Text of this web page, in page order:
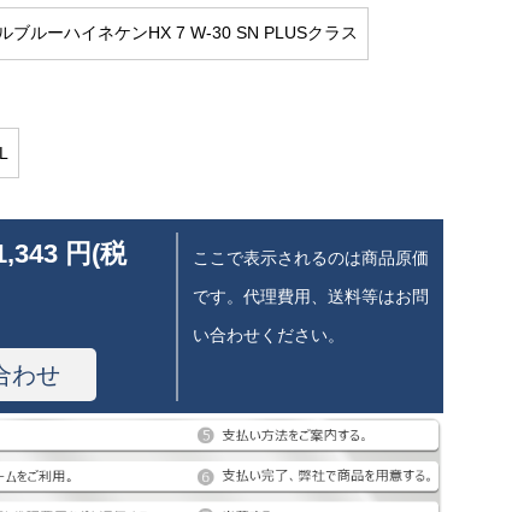
ブルーハイネケンHX 7 W-30 SN PLUSクラス
円(税
わせ
ここで表示されるのは商品原価
です。代理費用、送料等はお問
い合わせください。